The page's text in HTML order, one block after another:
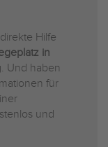
Hilfe
in
Und haben
für
und